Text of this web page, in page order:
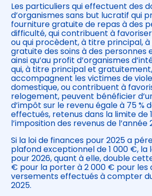
Les particuliers qui effectuent des
d’organismes sans but lucratif qui
fourniture gratuite de repas à des
difficulté, qui contribuent à
ou qui procèdent, à titre principal,
gratuite des soins à des personnes
ainsi qu’au profit d’organismes
qui, à titre principal et gratuitement,
accompagnent les victimes de
domestique, ou contribuent à
relogement, peuvent bénéficier
d’impôt sur le revenu égale à 75 %
effectués, retenus dans la limite de
l’imposition des revenus de l’année
Si la loi de finances pour 2025 a
plafond exceptionnel de 1 000 €, la
pour 2026, quant à elle, double
€ pour la porter à 2 000 € pour les
versements effectués à compter
2025.